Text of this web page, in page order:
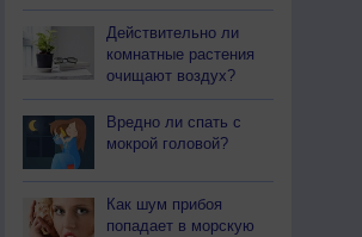
Действительно ли
комнатные растения
очищают воздух?
Вредно ли спать с
мокрой головой?
Как шум прибоя
попадает в морскую